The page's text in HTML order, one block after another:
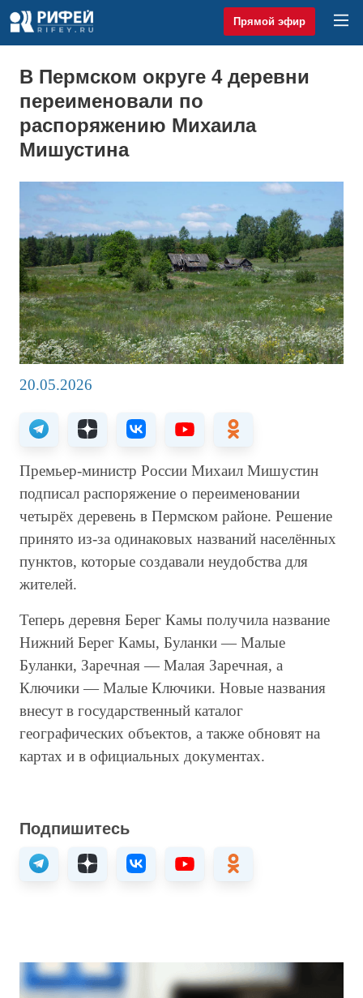
Прямой эфир
В Пермском округе 4 деревни
переименовали по
распоряжению Михаила
Мишустина
20.05.2026
Премьер-министр России Михаил Мишустин
подписал распоряжение о переименовании
четырёх деревень в Пермском районе. Решение
принято из-за одинаковых названий населённых
пунктов, которые создавали неудобства для
жителей.
Теперь деревня Берег Камы получила название
Нижний Берег Камы, Буланки — Малые
Буланки, Заречная — Малая Заречная, а
Ключики — Малые Ключики. Новые названия
внесут в государственный каталог
географических объектов, а также обновят на
картах и в официальных документах.
Подпишитесь